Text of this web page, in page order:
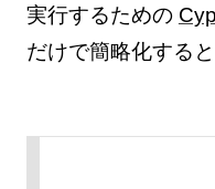
実行するための
だけで簡略化する